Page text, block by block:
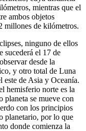
mientras que el
ambos objetos
millones de kilómetros.
ninguno de ellos
sucederá el 17 de
desde la
y otro total de Luna
este de Asia y Oceanía.
hemisferio norte es la
planeta se mueve con
con los principios
planetario, por lo que
donde comienza la